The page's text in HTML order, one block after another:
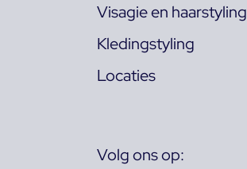
Visagie en haarstyling
Kledingstyling
Locaties
Volg ons op: